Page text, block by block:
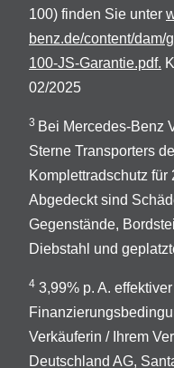
100) finden Sie unter
benz.de/content/dam/
100-JS-Garantie.pdf.
02/2025
3 Bei Mercedes-Benz
Sterne Transporters
Komplettradschutz für
Abgedeckt sind
Gegenstände,
Diebstahl und
4 3,99% p. A.
Verkäuferin / Ihrem
Deutschland AG,